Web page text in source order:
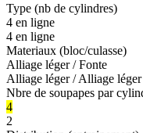
Type (nb de cylindres)
4 en ligne
4 en ligne
Materiaux (bloc/culasse)
Alliage léger / Fonte
Alliage léger / Alliage léger
Nbre de soupapes par
4
2